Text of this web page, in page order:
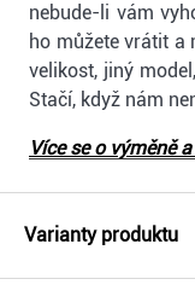
nebude-li vám
ho můžete vrátit a
velikost, jiný
Stačí, když nám
Více se o výměně
Varianty produktu